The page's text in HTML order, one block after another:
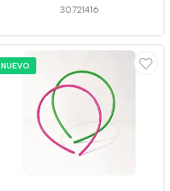
30721416
NUEVO